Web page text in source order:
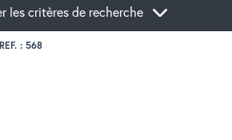
les critères de recherche
REF. : 568